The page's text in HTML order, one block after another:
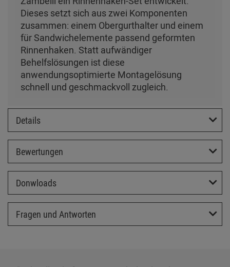
Dieses setzt sich aus zwei Komponenten
zusammen: einem Obergurthalter und einem
für Sandwichelemente passend geformten
Rinnenhaken. Statt aufwändiger
Behelfslösungen ist diese
anwendungsoptimierte Montagelösung
schnell und geschmackvoll zugleich.
Details
Bewertungen
Donwloads
Fragen und Antworten